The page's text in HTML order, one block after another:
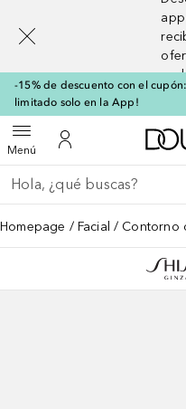
-15% de descuento con el
limitado solo en la App!
MenúAbrir menúMi cuenta
Regresar
Ejecutar búsqueda
Homepage Facial Contorno